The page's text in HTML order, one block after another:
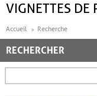
VIGNETTES DE
Accueil Recherche
RECHERCHER